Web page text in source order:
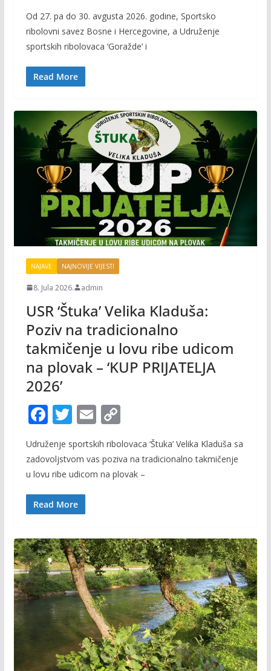
e
b
o
o
itt
er
ai
l
p
y
Od 27. pa do 30. avgusta 2026. godine, Sportsko
ribolovni savez Bosne i Hercegovine, a Udruženje
sportskih ribolovaca ‘Goražde’ i
Read More
NAJAVE NAJNOVIJE VIJESTI
8. Jula 2026. admin
USR ‘Štuka’ Velika Kladuša:
Poziv na tradicionalno
takmičenje u lovu ribe udicom
na plovak – ‘KUP PRIJATELJA
2026’
F
ac
e
b
o
o
T
itt
er
E
m
ai
l
C
o
p
y
Udruženje sportskih ribolovaca ‘Štuka’ Velika Kladuša sa
zadovoljstvom vas poziva na tradicionalno takmičenje
u lovu ribe udicom na plovak –
Read More